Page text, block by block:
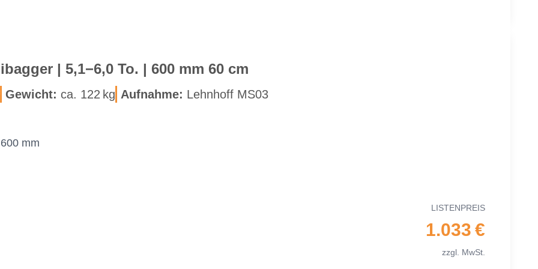
| 5,1−6,0 To. | 600 mm 60 cm
Ge­wicht: ca. 122 kg Auf­nah­me: Lehn­hoff MS03
mm
LIS­TEN­PREIS
1.033 €
zzgl. MwSt.